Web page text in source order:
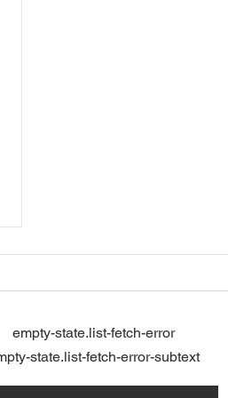
empty-state.list-fetch-error
state.list-fetch-error-subtext